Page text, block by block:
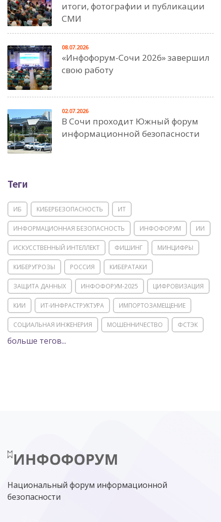
итоги, фотографии и публикации
СМИ
«Инфофорум-Сочи 2026» завершил
свою работу
08.07.2026
В Сочи проходит Южный форум
информационной безопасности
02.07.2026
Теги
ИБ КИБЕРБЕЗОПАСНОСТЬ ИТ
ИНФОРМАЦИОННАЯ БЕЗОПАСНОСТЬ ИНФОФОРУМ ИИ
ИСКУССТВЕННЫЙ ИНТЕЛЛЕКТ ФИШИНГ МИНЦИФРЫ
КИБЕРУГРОЗЫ РОССИЯ КИБЕРАТАКИ
ЗАЩИТА ДАННЫХ ИНФОФОРУМ-2025 ЦИФРОВИЗАЦИЯ
КИИ ИТ-ИНФРАСТРУКТУРА ИМПОРТОЗАМЕЩЕНИЕ
СОЦИАЛЬНАЯ ИНЖЕНЕРИЯ МОШЕННИЧЕСТВО ФСТЭК
POSITIVE TECHNOLOGIES
МИНЦИФРЫ РОССИИ NGFW
больше тегов...
Национальный форум информационной
безопасности